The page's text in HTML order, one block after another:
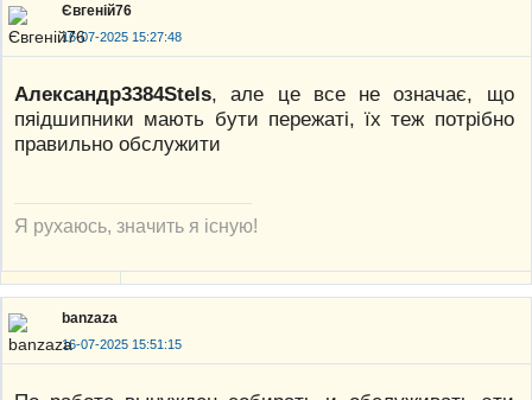
Євгеній76
16-07-2025 15:27:48
Александр3384Stels, але це все не означає, що
пяідшипники мають бути пережаті, їх теж потрібно
правильно обслужити
Я рухаюсь, значить я існую!
banzaza
16-07-2025 15:51:15